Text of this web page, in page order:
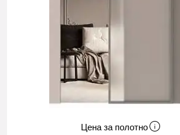
Цена за полотно